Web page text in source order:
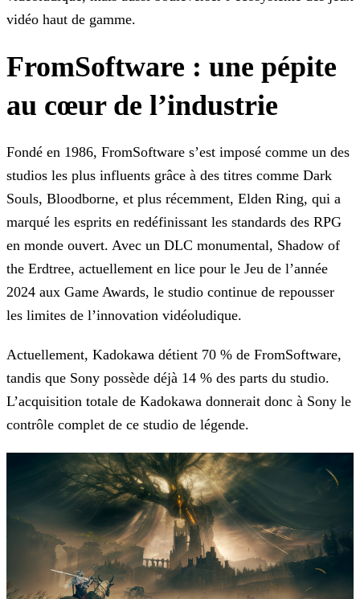
vidéo haut de gamme.
FromSoftware : une pépite
au cœur de l’industrie
Fondé en 1986, FromSoftware s’est imposé comme un des
studios les plus influents grâce à des titres comme Dark
Souls, Bloodborne, et plus récemment, Elden Ring, qui a
marqué les esprits en redéfinissant les standards des RPG
en monde ouvert. Avec un DLC monumental, Shadow of
the Erdtree, actuellement en lice pour le Jeu de l’année
2024 aux Game Awards, le studio continue de repousser
les limites de l’innovation vidéoludique.
Actuellement, Kadokawa détient 70 % de FromSoftware,
tandis que Sony possède déjà 14 % des parts du studio.
L’acquisition totale de Kadokawa donnerait donc à Sony le
contrôle complet de ce studio de légende.